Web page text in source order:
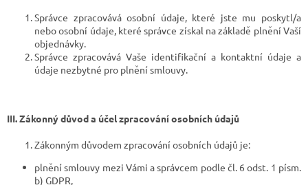
Správce zpracovává osobní údaje, které jste mu poskytl/a
nebo osobní údaje, které správce získal na základě plnění Vaší
objednávky.
Správce zpracovává Vaše identifikační a kontaktní údaje a
údaje nezbytné pro plnění smlouvy.
III.Zákonný důvod a účel zpracování osobních údajů
Zákonným důvodem zpracování osobních údajů je:
plnění smlouvy mezi Vámi a správcem podle čl. 6 odst. 1 písm.
b) GDPR,